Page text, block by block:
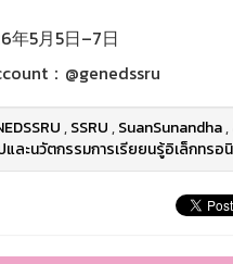
年5月5日–7日
：@genedssru
,SSRU,SuanSunandha,
และนวัตกรรมการเรียยนรู้อิเล็กทรอ